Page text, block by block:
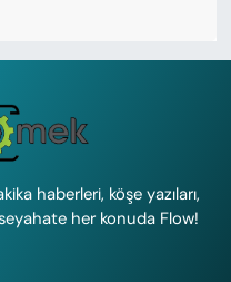
haberleri, köşe yazıları,
her konuda Flow!